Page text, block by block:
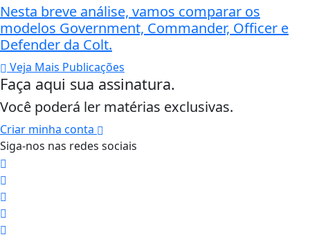
Nesta breve análise, vamos comparar os
modelos Government, Commander, Officer e
Defender da Colt.
Veja Mais Publicações
Faça aqui sua assinatura.
Você poderá ler matérias exclusivas.
Criar minha conta
Siga-nos nas redes sociais